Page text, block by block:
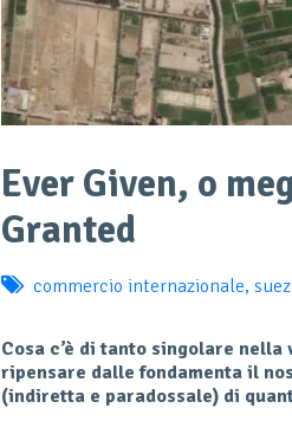
Ever Given, o
Granted
commercio internazionale, suez
Cosa c’è di tanto singolare
ripensare dalle fondamenta il
(indiretta e paradossale) di